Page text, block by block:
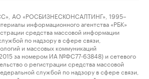
АО «РОСБИЗНЕСКОНСАЛТИНГ», 1995–
информационного агентства «РБК»
средства массовой информации
по надзору в сфере связи,
и массовых коммуникаций
за номером ИА №ФС77-63848) и сетевого
о регистрации средства массовой
службой по надзору в сфере связи,